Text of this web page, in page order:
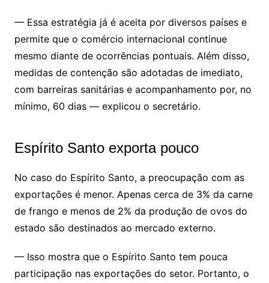
— Essa estratégia já é aceita por diversos países e
permite que o comércio internacional continue
mesmo diante de ocorrências pontuais. Além disso,
medidas de contenção são adotadas de imediato,
com barreiras sanitárias e acompanhamento por, no
mínimo, 60 dias — explicou o secretário.
Espírito Santo exporta pouco
No caso do Espírito Santo, a preocupação com as
exportações é menor. Apenas cerca de 3% da carne
de frango e menos de 2% da produção de ovos do
estado são destinados ao mercado externo.
— Isso mostra que o Espírito Santo tem pouca
participação nas exportações do setor. Portanto, o